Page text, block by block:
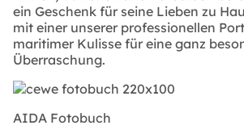
ein Geschenk für seine Lieben zu
mit einer unserer professionellen
maritimer Kulisse für eine ganz
Überraschung.
AIDA Fotobuch